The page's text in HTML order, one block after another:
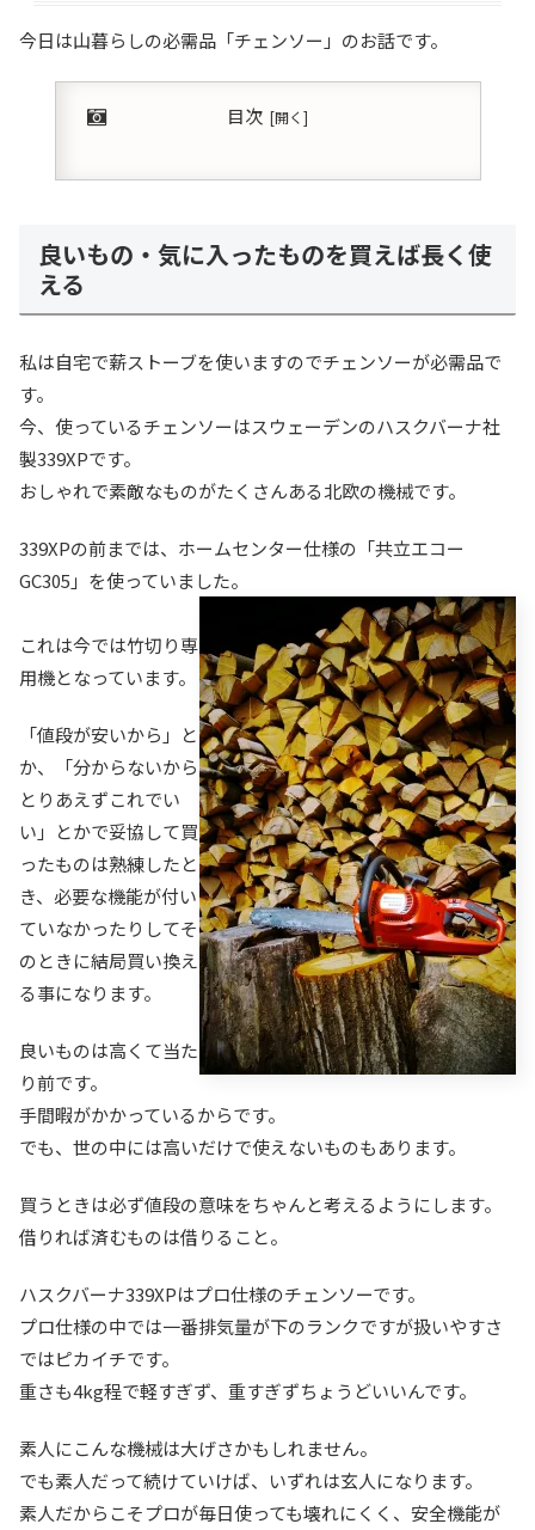
今日は山暮らしの必需品「チェンソー」のお話です。
目次
良いもの・気に入ったものを買えば長く使
える
私は自宅で薪ストーブを使いますのでチェンソーが必需品で
す。
今、使っているチェンソーはスウェーデンのハスクバーナ社
製339XPです。
おしゃれで素敵なものがたくさんある北欧の機械です。
339XPの前までは、ホームセンター仕様の「共立エコー
GC305」を使っていました。
これは今では竹切り専
用機となっています。
「値段が安いから」と
か、「分からないから
とりあえずこれでい
い」とかで妥協して買
ったものは熟練したと
き、必要な機能が付い
ていなかったりしてそ
のときに結局買い換え
る事になります。
良いものは高くて当た
り前です。
手間暇がかかっているからです。
でも、世の中には高いだけで使えないものもあります。
買うときは必ず値段の意味をちゃんと考えるようにします。
借りれば済むものは借りること。
ハスクバーナ339XPはプロ仕様のチェンソーです。
プロ仕様の中では一番排気量が下のランクですが扱いやすさ
ではピカイチです。
重さも4kg程で軽すぎず、重すぎずちょうどいいんです。
素人にこんな機械は大げさかもしれません。
でも素人だって続けていけば、いずれは玄人になります。
素人だからこそプロが毎日使っても壊れにくく、安全機能が